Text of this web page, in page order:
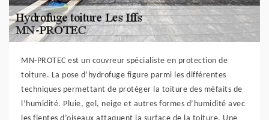
MN-PROTEC est un couvreur spécialiste en protection de
toiture. La pose d’hydrofuge figure parmi les différentes
techniques permettant de protéger la toiture des méfaits de
l’humidité. Pluie, gel, neige et autres formes d’humidité avec